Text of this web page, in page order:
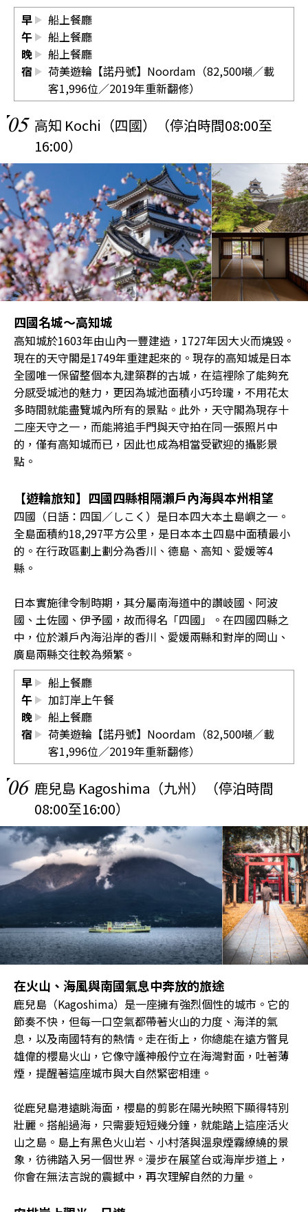
早
船上餐廳
午
船上餐廳
晚
船上餐廳
宿
荷美遊輪【諾丹號】Noordam（82,500噸／載
客1,996位／2019年重新翻修）
05 高知 Kochi（四國）（停泊時間08:00至
16:00）
四國名城～高知城
高知城於1603年由山內一豐建造，1727年因大火而燒毀。
現在的天守閣是1749年重建起來的。現存的高知城是日本
全國唯一保留整個本丸建築群的古城，在這裡除了能夠充
分感受城池的魅力，更因為城池面積小巧玲瓏，不用花太
多時間就能盡覽城內所有的景點。此外，天守閣為現存十
二座天守之一，而能將追手門與天守拍在同一張照片中
的，僅有高知城而已，因此也成為相當受歡迎的攝影景
點。
【遊輪旅知】四國四縣相隔瀨戶內海與本州相望
四國（日語：四国／しこく）是日本四大本土島嶼之一。
全島面積約18,297平方公里，是日本本土四島中面積最小
的。在行政區劃上劃分為香川、德島、高知、愛媛等4
縣。
日本實施律令制時期，其分屬南海道中的讚岐國、阿波
國、土佐國、伊予國，故而得名「四國」。在四國四縣之
中，位於瀨戶內海沿岸的香川、愛媛兩縣和對岸的岡山、
廣島兩縣交往較為頻繁。
早
船上餐廳
午
加訂岸上午餐
晚
船上餐廳
宿
荷美遊輪【諾丹號】Noordam（82,500噸／載
客1,996位／2019年重新翻修）
06 鹿兒島 Kagoshima（九州）（停泊時間
08:00至16:00）
在火山、海風與南國氣息中奔放的旅途
鹿兒島（Kagoshima）是一座擁有強烈個性的城市。它的
節奏不快，但每一口空氣都帶著火山的力度、海洋的氣
息，以及南國特有的熱情。走在街上，你總能在遠方瞥見
雄偉的櫻島火山，它像守護神般佇立在海灣對面，吐著薄
煙，提醒著這座城市與大自然緊密相連。
從鹿兒島港遠眺海面，櫻島的剪影在陽光映照下顯得特別
壯麗。搭船過海，只需要短短幾分鐘，就能踏上這座活火
山之島。島上有黑色火山岩、小村落與溫泉煙霧繚繞的景
象，彷彿踏入另一個世界。漫步在展望台或海岸步道上，
你會在無法言說的震撼中，再次理解自然的力量。